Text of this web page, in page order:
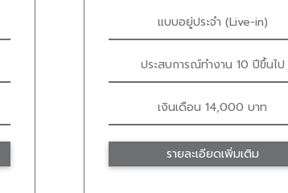
แบบอยู่ประจำ (Live-in)
ประสบการณ์ทำงาน 10 ปีขึ้นไป
เงินเดือน 14,000 บาท
รายละเอียดเพิ่มเติม